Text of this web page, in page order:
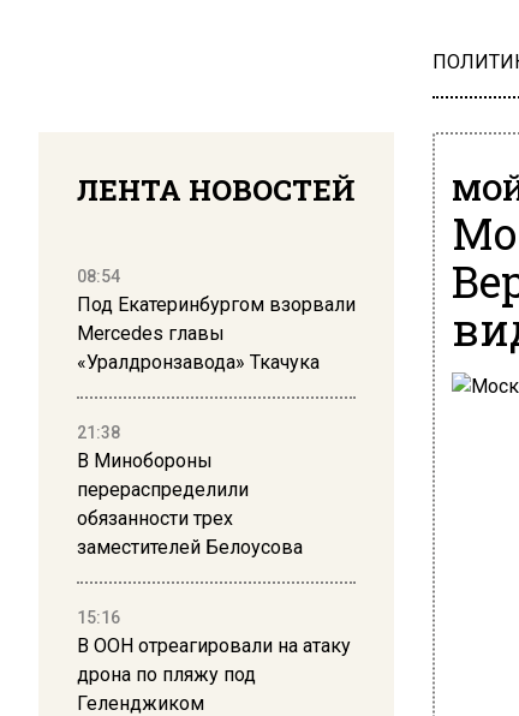
ЛЕНТА НОВОСТЕЙ
08:54
Под Екатеринбургом взорвали
Mercedes главы
«Уралдронзавода» Ткачука
21:38
В Минобороны
перераспределили
обязанности трех
заместителей Белоусова
15:16
В ООН отреагировали на атаку
дрона по пляжу под
Геленджиком